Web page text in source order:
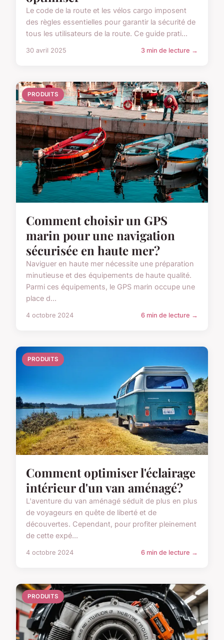
Le code de la route et les vélos cargo imposent
des règles essentielles pour garantir la sécurité de
tous les utilisateurs de la route. Ce guide prati...
30 avril 2025 3 min de lecture →
PRODUITS
Comment choisir un GPS
marin pour une navigation
sécurisée en haute mer?
Naviguer en haute mer nécessite une préparation
minutieuse et des équipements de haute qualité.
Parmi ces équipements, le GPS marin occupe une
place d...
4 octobre 2024 6 min de lecture →
PRODUITS
Comment optimiser l'éclairage
intérieur d'un van aménagé?
L'aventure du van aménagé séduit de plus en plus
de voyageurs en quête de liberté et de
découvertes. Cependant, pour profiter pleinement
de cette expé...
4 octobre 2024 6 min de lecture →
PRODUITS